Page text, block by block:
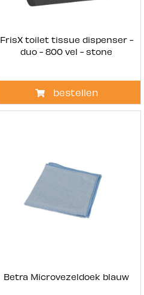
FrisX toilet tissue dispenser -
duo - 800 vel - stone
bestellen
Betra Microvezeldoek blauw